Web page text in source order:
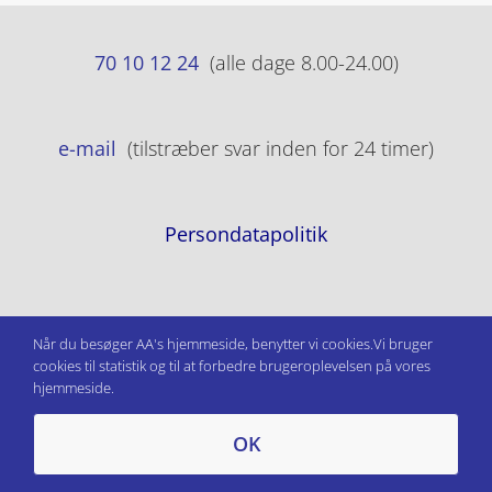
70 10 12 24 (alle dage 8.00-24.00)
e-mail (tilstræber svar inden for 24 timer)
Persondatapolitik
Når du besøger AA's hjemmeside, benytter vi cookies.Vi bruger
cookies til statistik og til at forbedre brugeroplevelsen på vores
hjemmeside.
OK